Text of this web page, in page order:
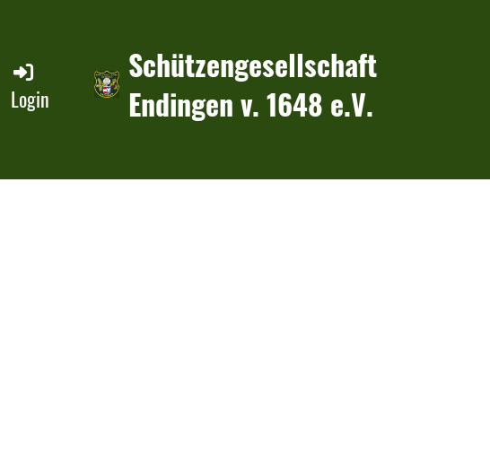
Login
Schützengesellschaft
Endingen v. 1648 e.V.